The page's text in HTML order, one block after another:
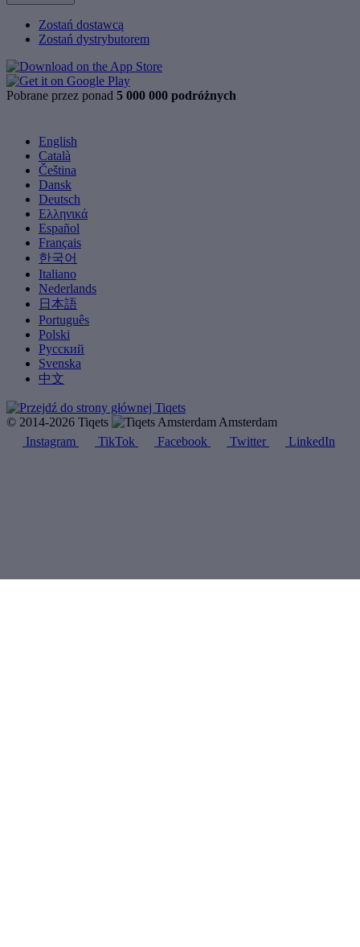
Zostań dostawcą
Zostań dystrybutorem
Pobrane przez ponad 5 000 000 podróżnych
English
Català
Čeština
Dansk
Deutsch
Ελληνικά
Español
Français
한국어
Italiano
Nederlands
日本語
Português
Polski
Русский
Svenska
中文
© 2014-2026 Tiqets
Amsterdam
Instagram
TikTok Facebook Twitter LinkedIn